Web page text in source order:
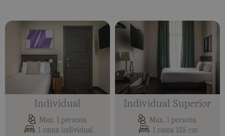
Individual
Max. 1 persona
1 cama individual
Individual Superior
Max. 1 persona
1 cama 135 cm